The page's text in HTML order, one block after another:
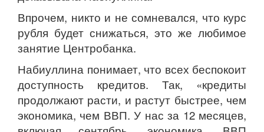
Впрочем, никто и не сомневался, что курс
рубля будет снижаться, это же любимое
занятие Центробанка.
Набиуллина понимает, что всех беспокоит
доступность кредитов. Так, «кредиты
продолжают расти, и растут быстрее, чем
экономика, чем ВВП. У нас за 12 месяцев,